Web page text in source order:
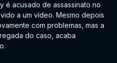
é acusado de assassinato no
a um vídeo. Mesmo depois
com problemas, mas a
do caso, acaba